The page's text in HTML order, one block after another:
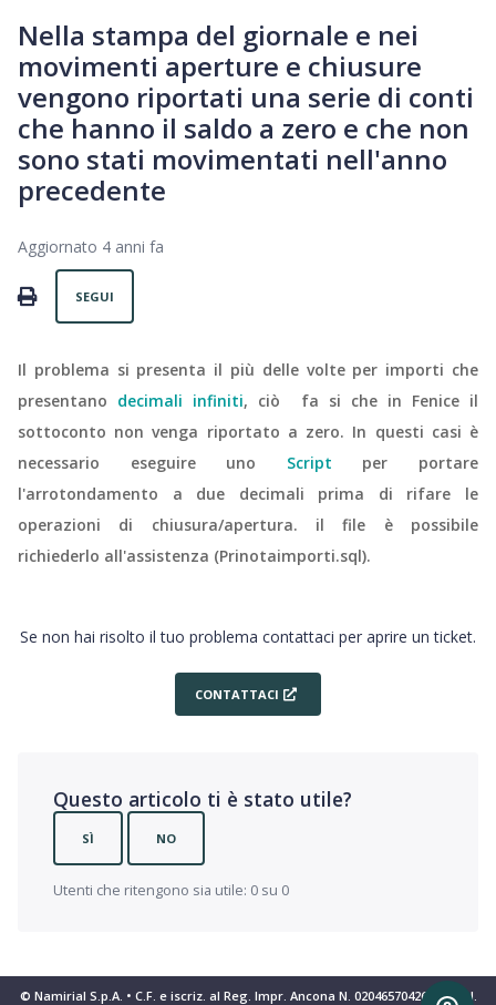
Nella stampa del giornale e nei
movimenti aperture e chiusure
vengono riportati una serie di conti
che hanno il saldo a zero e che non
sono stati movimentati nell'anno
precedente
Aggiornato 4 anni fa
PRINT
SEGUI
Il problema si presenta il più delle volte per importi che
presentano decimali infiniti, ciò fa si che in Fenice il
sottoconto non venga riportato a zero. In questi casi è
necessario eseguire uno Script per portare
l'arrotondamento a due decimali prima di rifare le
operazioni di chiusura/apertura. il file è possibile
richiederlo all'assistenza (Prinotaimporti.sql).
Se non hai risolto il tuo problema contattaci per aprire un ticket.
CONTATTACI
Questo articolo ti è stato utile?
SÌ NO
Utenti che ritengono sia utile: 0 su 0
© Namirial S.p.A. • C.F. e iscriz. al Reg. Impr. Ancona N. 02046570426 • REA N.